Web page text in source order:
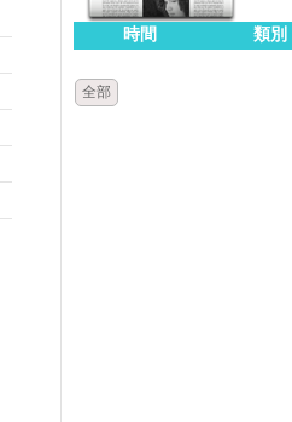
時間 類別
全部